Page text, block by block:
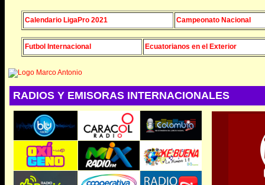
Calendario LigaPro 2021 Campeonato Nacional
Futbol Internacional Ecuatorianos en el Exterior
RADIOS Y EMISORAS INTERNACIONALES